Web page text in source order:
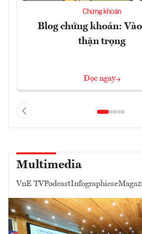
Chứng khoán
Blog chứng khoán:
thận trọng
Đọc ngay
Multimedia
VnE TVPodcastInfographics